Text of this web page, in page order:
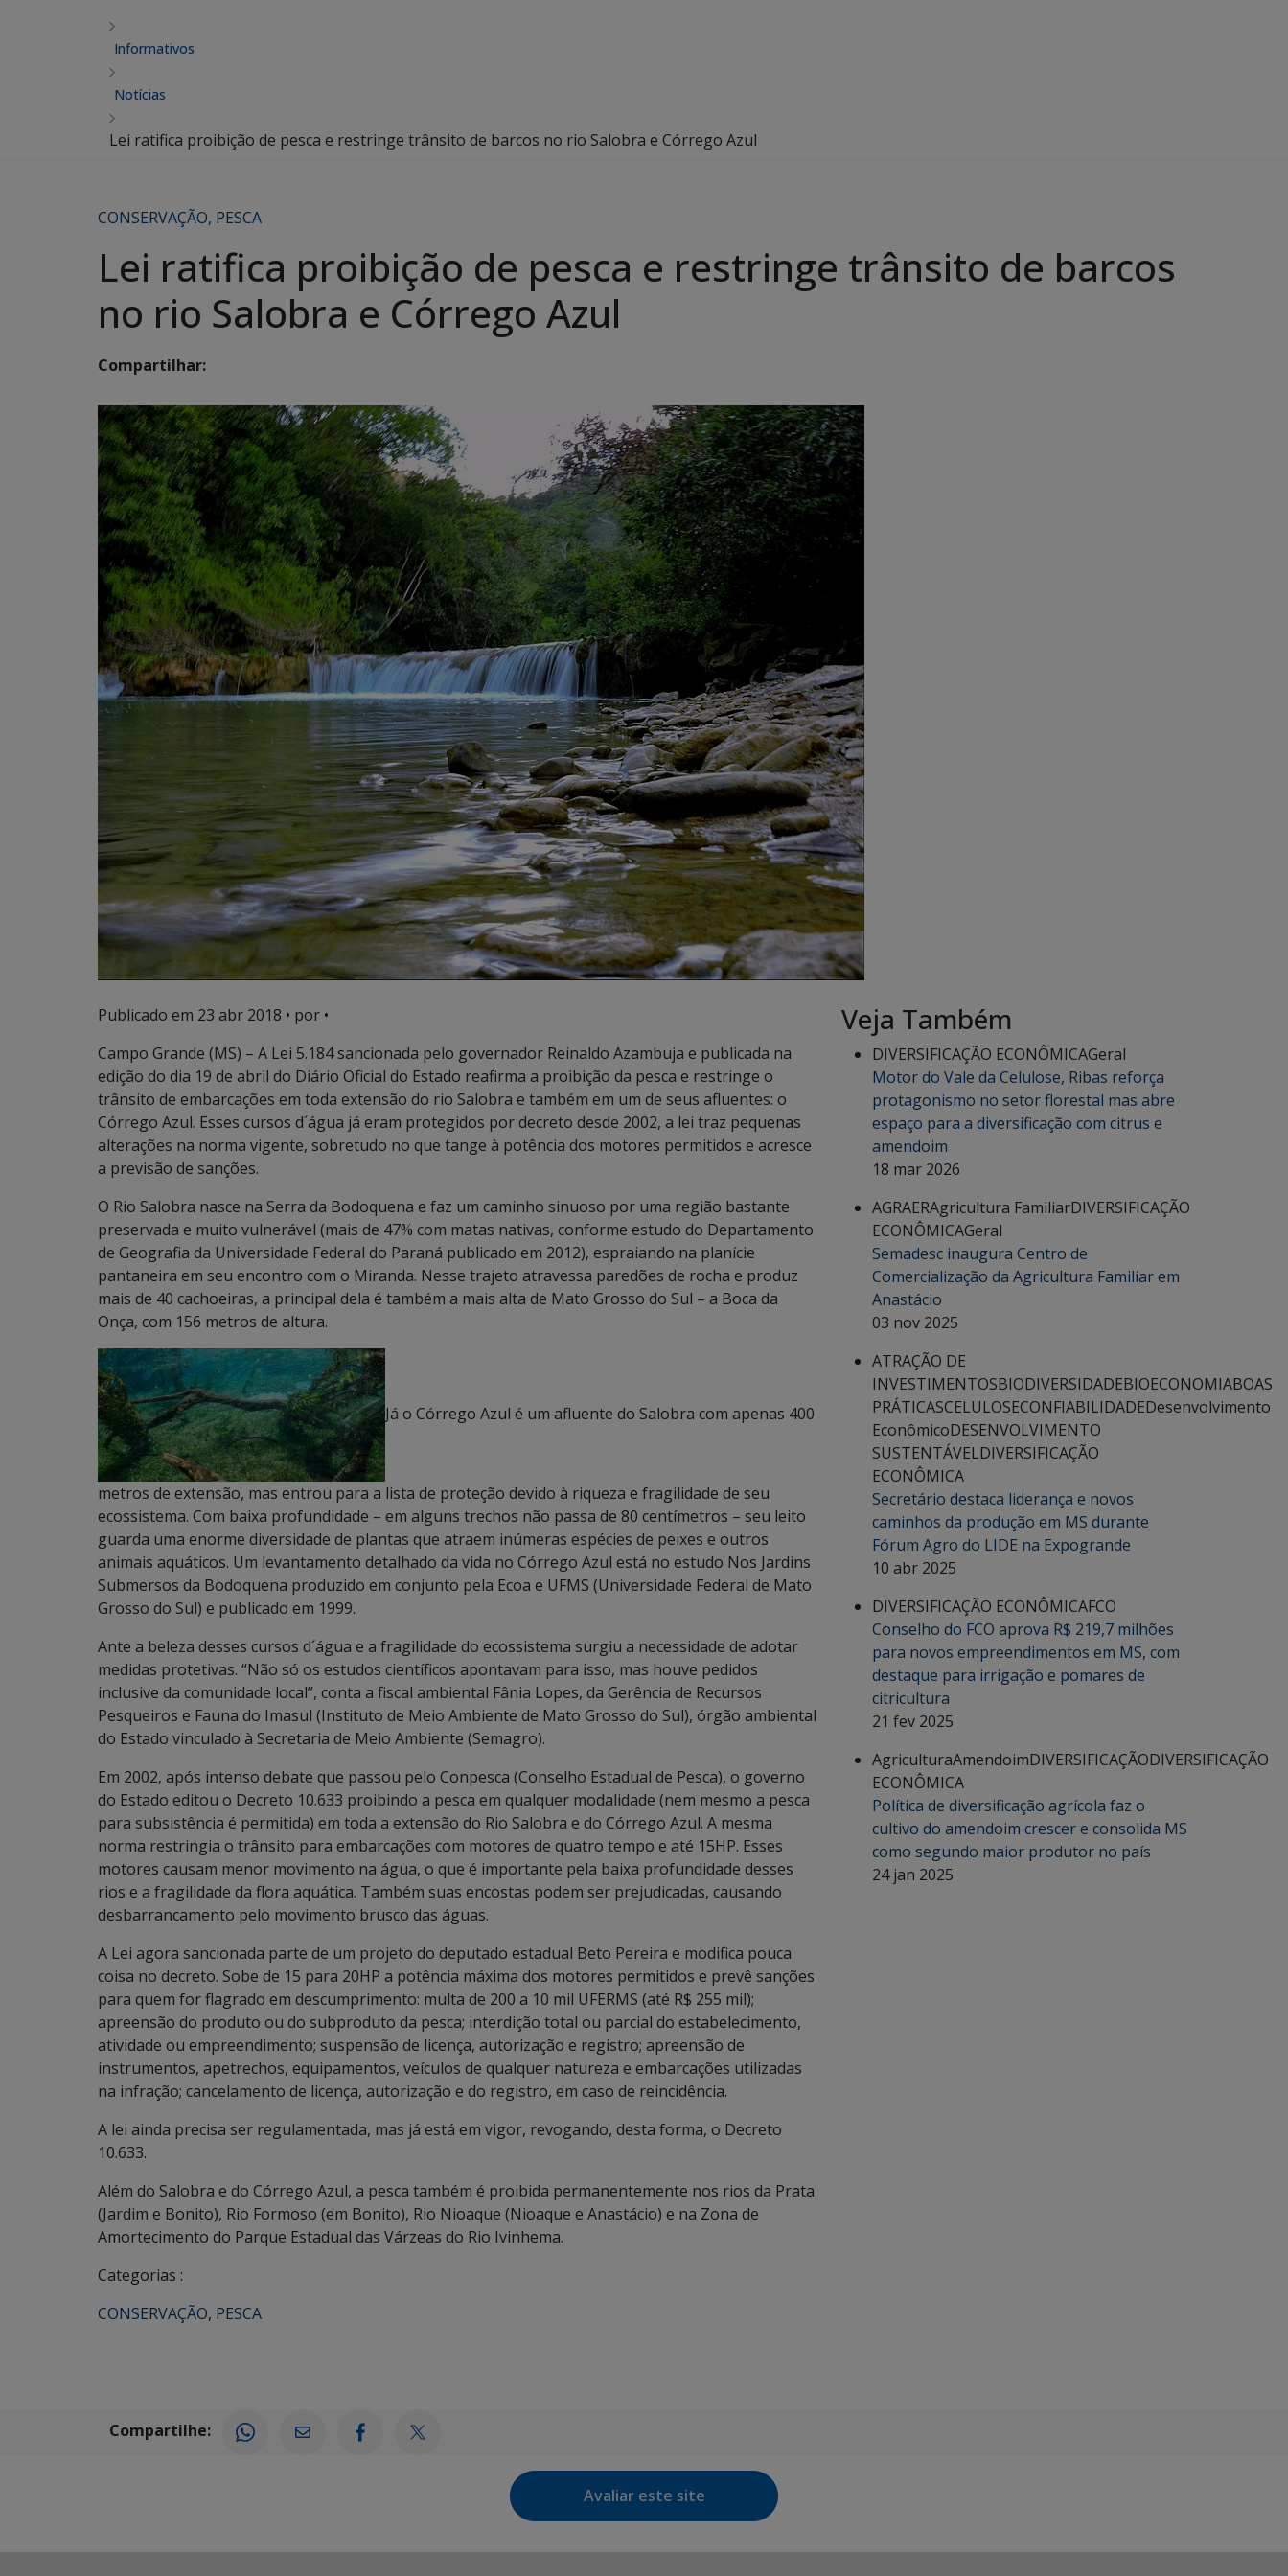
Informativos
Notícias
Lei ratifica proibição de pesca e restringe trânsito de barcos no rio Salobra e Córrego Azul
CONSERVAÇÃO, PESCA
Lei ratifica proibição de pesca e restringe trânsito de barcos
no rio Salobra e Córrego Azul
Compartilhar:
Publicado em 23 abr 2018 • por •
Campo Grande (MS) – A Lei 5.184 sancionada pelo governador Reinaldo Azambuja e publicada na
edição do dia 19 de abril do Diário Oficial do Estado reafirma a proibição da pesca e restringe o
trânsito de embarcações em toda extensão do rio Salobra e também em um de seus afluentes: o
Córrego Azul. Esses cursos d´água já eram protegidos por decreto desde 2002, a lei traz pequenas
alterações na norma vigente, sobretudo no que tange à potência dos motores permitidos e acresce
a previsão de sanções.
O Rio Salobra nasce na Serra da Bodoquena e faz um caminho sinuoso por uma região bastante
preservada e muito vulnerável (mais de 47% com matas nativas, conforme estudo do Departamento
de Geografia da Universidade Federal do Paraná publicado em 2012), espraiando na planície
pantaneira em seu encontro com o Miranda. Nesse trajeto atravessa paredões de rocha e produz
mais de 40 cachoeiras, a principal dela é também a mais alta de Mato Grosso do Sul – a Boca da
Onça, com 156 metros de altura.
Já o Córrego Azul é um afluente do Salobra com apenas 400
metros de extensão, mas entrou para a lista de proteção devido à riqueza e fragilidade de seu
ecossistema. Com baixa profundidade – em alguns trechos não passa de 80 centímetros – seu leito
guarda uma enorme diversidade de plantas que atraem inúmeras espécies de peixes e outros
animais aquáticos. Um levantamento detalhado da vida no Córrego Azul está no estudo Nos Jardins
Submersos da Bodoquena produzido em conjunto pela Ecoa e UFMS (Universidade Federal de Mato
Grosso do Sul) e publicado em 1999.
Ante a beleza desses cursos d´água e a fragilidade do ecossistema surgiu a necessidade de adotar
medidas protetivas. “Não só os estudos científicos apontavam para isso, mas houve pedidos
inclusive da comunidade local”, conta a fiscal ambiental Fânia Lopes, da Gerência de Recursos
Pesqueiros e Fauna do Imasul (Instituto de Meio Ambiente de Mato Grosso do Sul), órgão ambiental
do Estado vinculado à Secretaria de Meio Ambiente (Semagro).
Em 2002, após intenso debate que passou pelo Conpesca (Conselho Estadual de Pesca), o governo
do Estado editou o Decreto 10.633 proibindo a pesca em qualquer modalidade (nem mesmo a pesca
para subsistência é permitida) em toda a extensão do Rio Salobra e do Córrego Azul. A mesma
norma restringia o trânsito para embarcações com motores de quatro tempo e até 15HP. Esses
motores causam menor movimento na água, o que é importante pela baixa profundidade desses
rios e a fragilidade da flora aquática. Também suas encostas podem ser prejudicadas, causando
desbarrancamento pelo movimento brusco das águas.
A Lei agora sancionada parte de um projeto do deputado estadual Beto Pereira e modifica pouca
coisa no decreto. Sobe de 15 para 20HP a potência máxima dos motores permitidos e prevê sanções
para quem for flagrado em descumprimento: multa de 200 a 10 mil UFERMS (até R$ 255 mil);
apreensão do produto ou do subproduto da pesca; interdição total ou parcial do estabelecimento,
atividade ou empreendimento; suspensão de licença, autorização e registro; apreensão de
instrumentos, apetrechos, equipamentos, veículos de qualquer natureza e embarcações utilizadas
na infração; cancelamento de licença, autorização e do registro, em caso de reincidência.
A lei ainda precisa ser regulamentada, mas já está em vigor, revogando, desta forma, o Decreto
10.633.
Além do Salobra e do Córrego Azul, a pesca também é proibida permanentemente nos rios da Prata
(Jardim e Bonito), Rio Formoso (em Bonito), Rio Nioaque (Nioaque e Anastácio) e na Zona de
Amortecimento do Parque Estadual das Várzeas do Rio Ivinhema.
Categorias :
CONSERVAÇÃO, PESCA
Veja Também
DIVERSIFICAÇÃO ECONÔMICAGeral
Motor do Vale da Celulose, Ribas reforça
protagonismo no setor florestal mas abre
espaço para a diversificação com citrus e
amendoim
18 mar 2026
AGRAERAgricultura FamiliarDIVERSIFICAÇÃO
ECONÔMICAGeral
Semadesc inaugura Centro de
Comercialização da Agricultura Familiar em
Anastácio
03 nov 2025
ATRAÇÃO DE
INVESTIMENTOSBIODIVERSIDADEBIOECONOMIABOAS
PRÁTICASCELULOSECONFIABILIDADEDesenvolvimento
EconômicoDESENVOLVIMENTO
SUSTENTÁVELDIVERSIFICAÇÃO
ECONÔMICA
Secretário destaca liderança e novos
caminhos da produção em MS durante
Fórum Agro do LIDE na Expogrande
10 abr 2025
DIVERSIFICAÇÃO ECONÔMICAFCO
Conselho do FCO aprova R$ 219,7 milhões
para novos empreendimentos em MS, com
destaque para irrigação e pomares de
citricultura
21 fev 2025
AgriculturaAmendoimDIVERSIFICAÇÃODIVERSIFICAÇÃO
ECONÔMICA
Política de diversificação agrícola faz o
cultivo do amendoim crescer e consolida MS
como segundo maior produtor no país
24 jan 2025
Compartilhe:
Avaliar este site